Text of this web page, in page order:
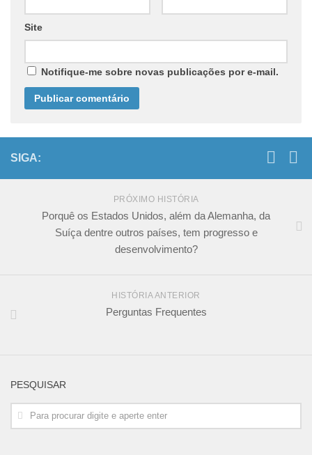
Site
Notifique-me sobre novas publicações por e-mail.
SIGA:
PRÓXIMO HISTÓRIA
Porquê os Estados Unidos, além da Alemanha, da
Suíça dentre outros países, tem progresso e
desenvolvimento?
HISTÓRIA ANTERIOR
Perguntas Frequentes
PESQUISAR